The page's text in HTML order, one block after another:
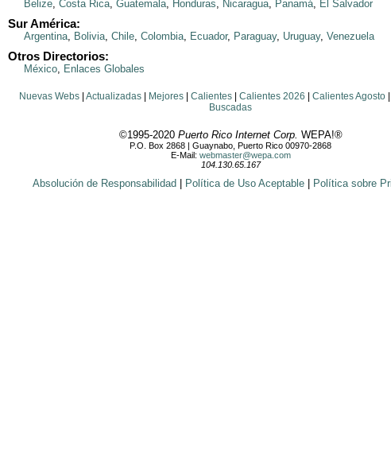
Belize, Costa Rica, Guatemala, Honduras, Nicaragua, Panamá, El Salvador
Sur América:
Argentina, Bolivia, Chile, Colombia, Ecuador, Paraguay, Uruguay, Venezuela
Otros Directorios:
México, Enlaces Globales
Nuevas Webs| Actualizadas| Mejores| Calientes| Calientes 2026 Calientes Agosto|
Buscadas
©1995-2020 Puerto Rico Internet Corp. WEPA!®
P.O. Box 2868 | Guaynabo, Puerto Rico 00970-2868
E-Mail: webmaster@wepa.com
104.130.65.167
Absolución de Responsabilidad Política de Uso Aceptable Política sobre